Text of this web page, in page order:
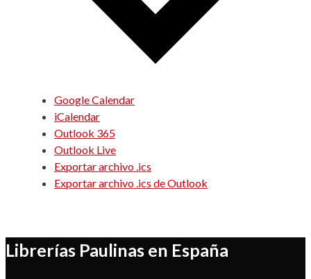
Google Calendar
iCalendar
Outlook 365
Outlook Live
Exportar archivo .ics
Exportar archivo .ics de Outlook
Librerías Paulinas en España